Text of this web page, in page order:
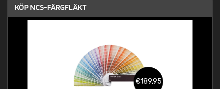
KÖP NCS-FÄRGFLÄKT
€189,95